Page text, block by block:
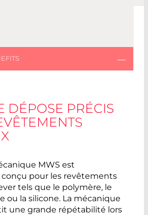
DÉPOSE PRÉCIS
MWS est
pour les revêtements
tels que le polymère, le
ou la silicone. La mécanique
une grande répétabilité lors